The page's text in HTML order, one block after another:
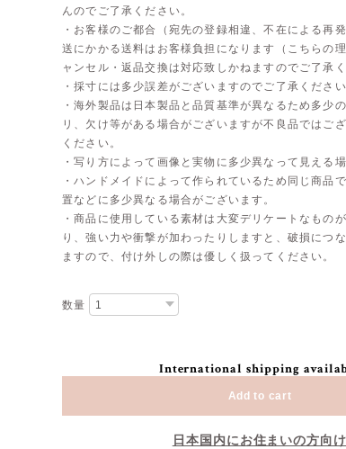
んのでご了承ください。
・お客様のご都合（宛先の登録相違、不在による再
送にかかる送料はお客様負担になります（こちらの
ャンセル・返品交換は対応致しかねますのでご了承く
・採寸には多少誤差がございますのでご了承ください
・海外製品は日本製品と品質基準が異なるため多少
リ、欠け等がある場合がございますが不良品ではご
ください。
・写り方によって画像と実物に多少異なって見える
・ハンドメイドによって作られているため同じ商品
置などに多少異なる場合がございます。
・商品に使用している素材は大変デリケートなもの
り、強い力や衝撃が加わったりしますと、破損につ
ますので、付け外しの際は優しく扱ってください。
数量
International shipping
Add to cart
日本国内にお住まいの方向け